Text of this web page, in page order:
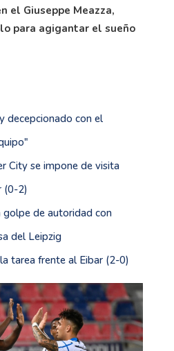
el Giuseppe Meazza,
para agigantar el sueño
decepcionado con el
City se impone de visita
(0-2)
golpe de autoridad con
del Leipzig
tarea frente al Eibar (2-0)